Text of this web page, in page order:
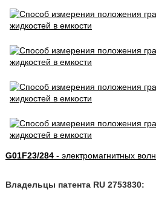
G01F23/284- электромагнитных волн
Владельцы патента RU 2753830: